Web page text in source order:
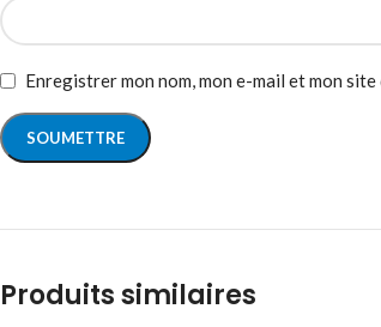
Enregistrer mon nom, mon e-mail et mon
Produits similaires